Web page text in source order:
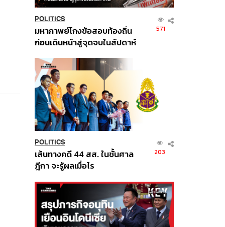
POLITICS
มหากาพย์โกงข้อสอบท้องถิ่น
ก่อนเดินหน้าสู่จุดจบในสัปดาห์
571
POLITICS
เส้นทางคดี 44 สส. ในชั้นศาล
ฎีกา จะรู้ผลเมื่อไร
203